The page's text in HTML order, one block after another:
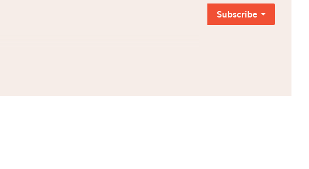
Subscribe